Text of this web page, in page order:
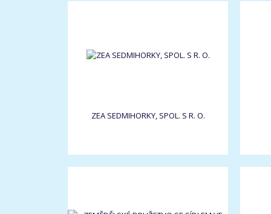
ZEA SEDMIHORKY, SPOL. S R. O.